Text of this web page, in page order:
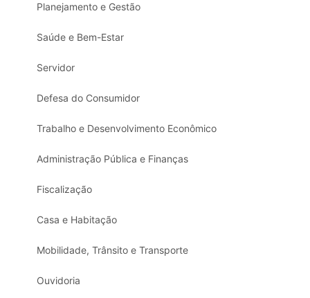
Planejamento e Gestão
Saúde e Bem-Estar
Servidor
Defesa do Consumidor
Trabalho e Desenvolvimento Econômico
Administração Pública e Finanças
Fiscalização
Casa e Habitação
Mobilidade, Trânsito e Transporte
Ouvidoria